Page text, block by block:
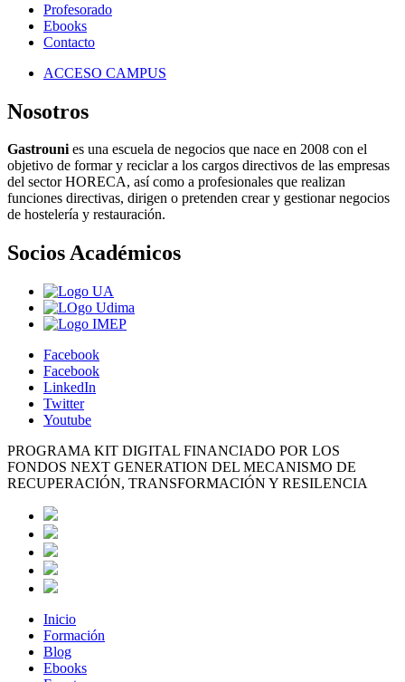
Profesorado
Ebooks
Contacto
ACCESO CAMPUS
Nosotros
Gastrounies una escuela de negocios que nace en 2008 con el
objetivo de formar y reciclar a los cargos directivos de las empresas
del sector HORECA, así como a profesionales que realizan
funciones directivas, dirigen o pretenden crear y gestionar negocios
de hostelería y restauración.
Socios Académicos
Facebook
Facebook
LinkedIn
Twitter
Youtube
PROGRAMA KIT DIGITAL FINANCIADO POR LOS
FONDOS NEXT GENERATION DEL MECANISMO DE
RECUPERACIÓN, TRANSFORMACIÓN Y RESILENCIA
Inicio
Formación
Blog
Ebooks